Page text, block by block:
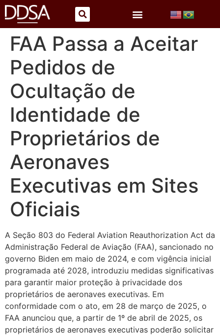
FAA Passa a Aceitar
Pedidos de
Ocultação de
Identidade de
Proprietários de
Aeronaves
Executivas em Sites
Oficiais
A Seção 803 do Federal Aviation Reauthorization Act da
Administração Federal de Aviação (FAA), sancionado no
governo Biden em maio de 2024, e com vigência inicial
programada até 2028, introduziu medidas significativas
para garantir maior proteção à privacidade dos
proprietários de aeronaves executivas. Em
conformidade com o ato, em 28 de março de 2025, o
FAA anunciou que, a partir de 1º de abril de 2025, os
proprietários de aeronaves executivas poderão solicitar